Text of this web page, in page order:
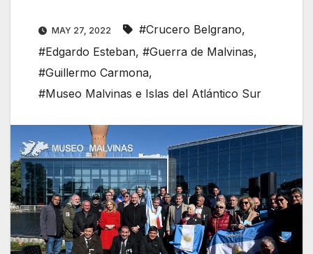
MAY 27, 2022 #Crucero Belgrano,
#Edgardo Esteban, #Guerra de Malvinas,
#Guillermo Carmona,
#Museo Malvinas e Islas del Atlántico Sur